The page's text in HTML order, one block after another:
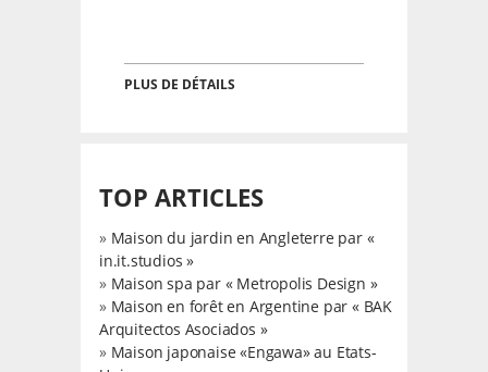
PLUS DE DÉTAILS
TOP ARTICLES
» Maison du jardin en Angleterre par «
in.it.studios »
» Maison spa par « Metropolis Design »
» Maison en forêt en Argentine par « BAK
Arquitectos Asociados »
» Maison japonaise «Engawa» au Etats-